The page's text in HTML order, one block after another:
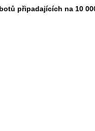
připadajících na 10